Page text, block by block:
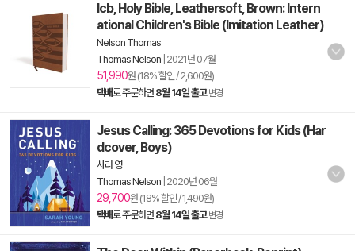
Icb, Holy Bible, Leathersoft, Brown: Intern
ational Children's Bible (Imitation Leather)
Nelson Thomas
Thomas Nelson 2021년 07월
51,990원 (18% 할인 / 2,600원)
택배로 주문하면 8월 14일 출고 변경
Jesus Calling: 365 Devotions for Kids (Har
dcover, Boys)
사라 영
Thomas Nelson 2020년 06월
29,700원 (18% 할인 / 1,490원)
택배로 주문하면 8월 14일 출고 변경